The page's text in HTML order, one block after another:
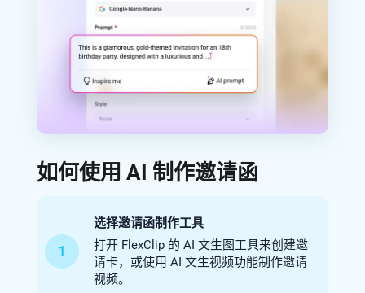
如何使用 AI 制作邀请函
1
选择邀请函制作工具
打开 FlexClip 的 AI 文生图工具来创建邀
请卡，或使用 AI 文生视频功能制作邀请
视频。